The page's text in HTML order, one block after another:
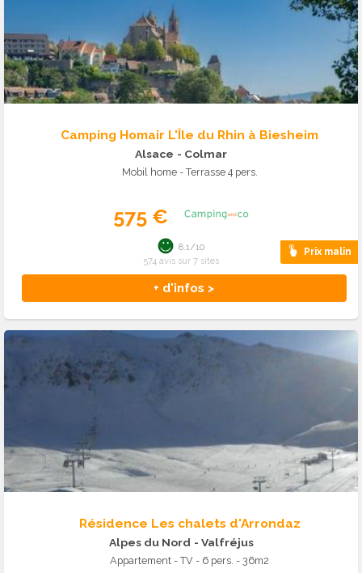
Camping Homair L'Île du Rhin à Biesheim
Alsace - Colmar
Mobil home - Terrasse 4 pers.
575 €
Prix malin
+ d'infos >
8.1/10
574 avis sur 7 sites
Résidence Les chalets d'Arrondaz
Alpes du Nord - Valfréjus
Appartement - TV - 6 pers. - 36m2